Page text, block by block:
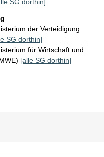
SG dorthin]
der Verteidigung
SG dorthin]
für Wirtschaft und
[alle SG dorthin]